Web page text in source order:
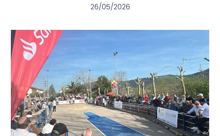
26/05/2026